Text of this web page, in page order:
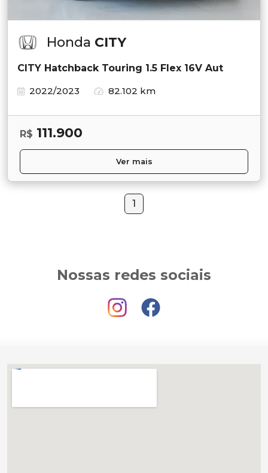
Honda CITY
CITY Hatchback Touring 1.5 Flex 16V Aut
2022/2023
82.102 km
R$ 111.900
Ver mais
1
Nossas redes sociais